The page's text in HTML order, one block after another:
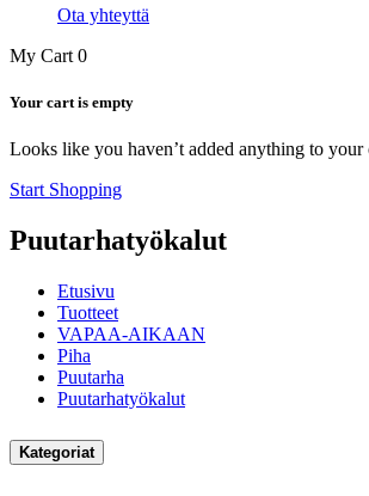
Ota yhteyttä
My Cart 0
Your cart is empty
Looks like you haven’t added anything to your
Start Shopping
Puutarhatyökalut
Etusivu
Tuotteet
VAPAA-AIKAAN
Piha
Puutarha
Puutarhatyökalut
Kategoriat